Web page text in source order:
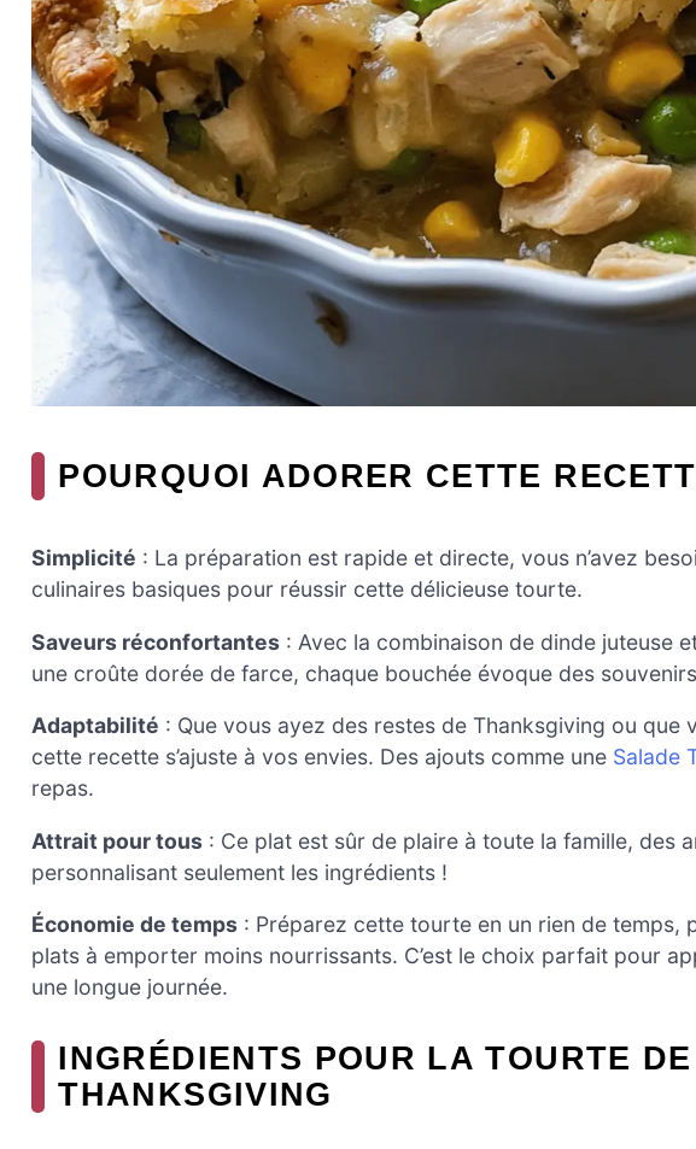
POURQUOI ADORER CETTE
Simplicité : La préparation est rapide et directe, vous n’avez
culinaires basiques pour réussir cette délicieuse tourte.
Saveurs réconfortantes : Avec la combinaison de dinde juteuse
une croûte dorée de farce, chaque bouchée évoque des
Adaptabilité : Que vous ayez des restes de Thanksgiving ou que
cette recette s’ajuste à vos envies. Des ajouts comme une Salade
repas.
Attrait pour tous : Ce plat est sûr de plaire à toute la famille, des
personnalisant seulement les ingrédients !
Économie de temps : Préparez cette tourte en un rien de
plats à emporter moins nourrissants. C’est le choix parfait pour
une longue journée.
INGRÉDIENTS POUR LA TOURTE
THANKSGIVING